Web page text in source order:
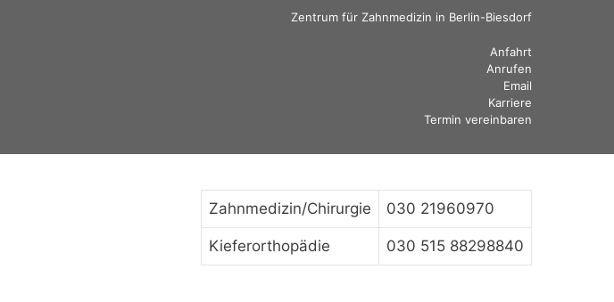
Zentrum für Zahnmedizin in Berlin-Biesdorf
Anfahrt
Anrufen
Email
Karriere
Termin vereinbaren
Zahnmedizin/Chirurgie 030 21960970
Kieferorthopädie 030 515 88298840